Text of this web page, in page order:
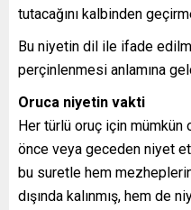
tutacağını kalbinden
Bu niyetin dil ile ifade
perçinlenmesi anlamına
Oruca niyetin vakti
Her türlü oruç için
önce veya geceden niyet
bu suretle hem
dışında kalınmış, hem de